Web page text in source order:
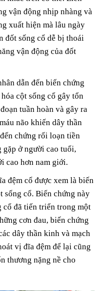
vận động nhịp nhàng và
xuất hiện mà lâu ngày
đốt sống cổ dễ bị thoái
vận động của đốt
dẫn đến biến chứng
cột sống cổ gây tổn
tuần hoàn và gây ra
não khiến dây thần
chứng rối loạn tiền
gặp ở người cao tuổi,
cao hơn nam giới.
đệm cổ được xem là biến
sống cổ. Biến chứng này
cổ đã tiến triển trong một
cơn đau, biến chứng
dây thần kinh và mạch
vị đĩa đệm để lại cũng
thương nặng nề cho